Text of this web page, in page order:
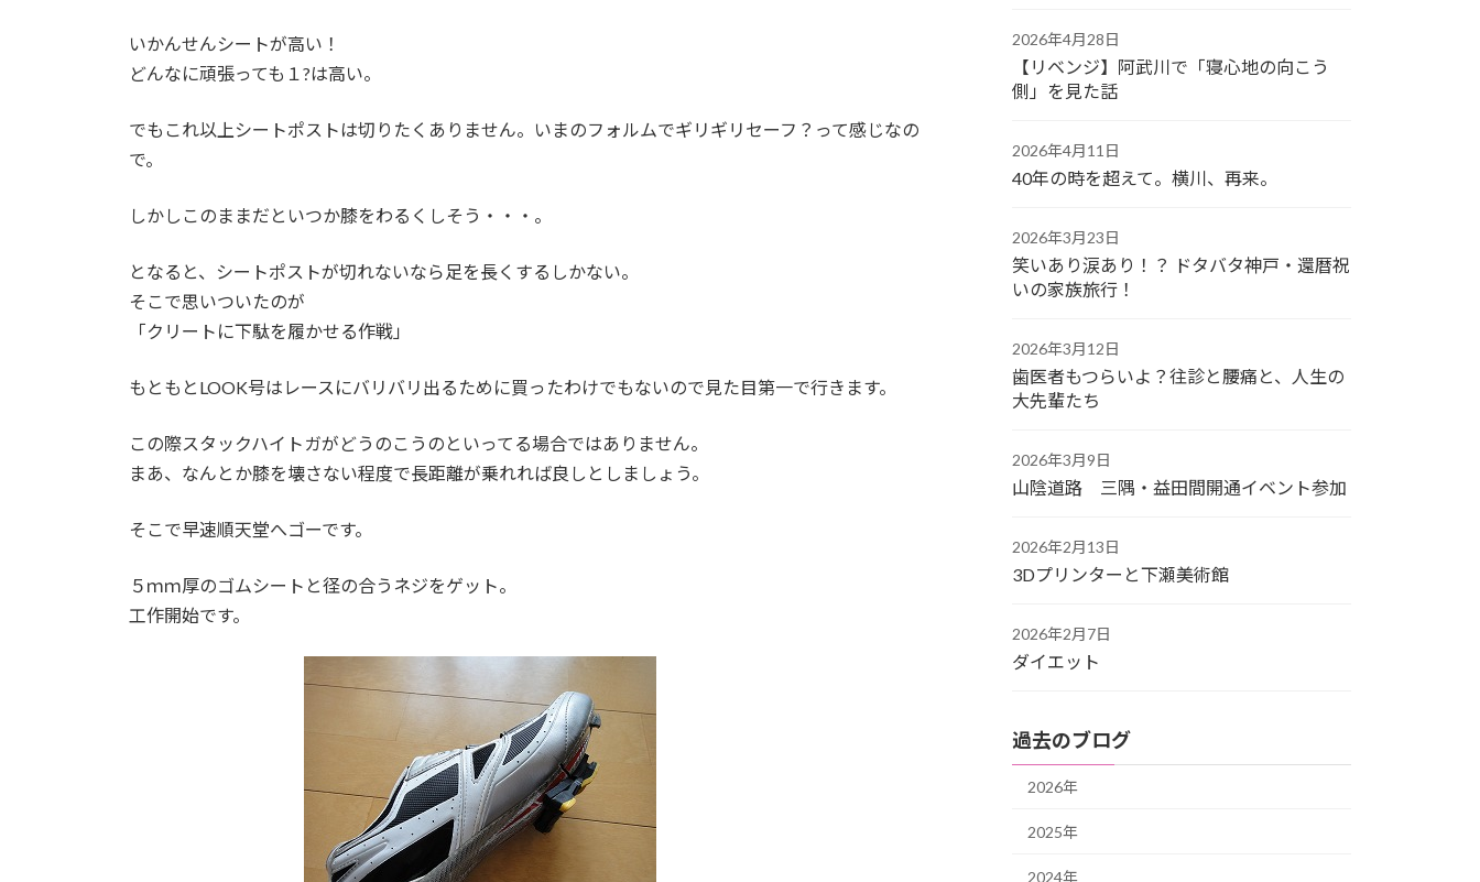
いかんせんシートが高い！
どんなに頑張っても１?は高い。
でもこれ以上シートポストは切りたくありません。いまのフォルムでギリギリセーフ？って感じなの
で。
しかしこのままだといつか膝をわるくしそう・・・。
となると、シートポストが切れないなら足を長くするしかない。
そこで思いついたのが
「クリートに下駄を履かせる作戦」
もともとLOOK号はレースにバリバリ出るために買ったわけでもないので見た目第一で行きます。
この際スタックハイトガがどうのこうのといってる場合ではありません。
まあ、なんとか膝を壊さない程度で長距離が乗れれば良しとしましょう。
そこで早速順天堂へゴーです。
５ｍｍ厚のゴムシートと径の合うネジをゲット。
工作開始です。
2026年4月28日
【リベンジ】阿武川で「寝心地の向こう
側」を見た話
2026年4月11日
40年の時を超えて。横川、再来。
2026年3月23日
笑いあり涙あり！？ ドタバタ神戸・還暦祝
いの家族旅行！
2026年3月12日
歯医者もつらいよ？往診と腰痛と、人生の
大先輩たち
2026年3月9日
山陰道路 三隅・益田間開通イベント参加
2026年2月13日
3Dプリンターと下瀬美術館
2026年2月7日
ダイエット
過去のブログ
2026年
2025年
2024年